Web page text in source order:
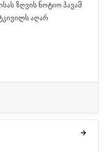
ზღვის ნოტიო ჰავამ
აღარ